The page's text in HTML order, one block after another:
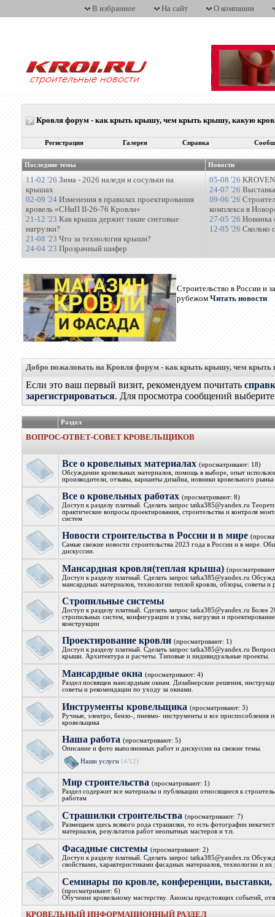
В избранное На сайт О компании
Кровля форум - как крыть крышу, чем крыть крышу, какую
Регистрация Галерея Справка
Последние темы Новости
11-02 '26 Зима - 2026 наледи и сосульки на
крышах
02-09 '24 Изменения в правилах проектирования
кровель «СНиП II-26-76 Кровли»
21-12 '23 Как крыша держит такие снеговые
нагрузки?
21-08 '23 Что за технология крыши?
24-04 '23 Прозрачный шифер
05-08 '26
24-07 '26
09-06 '26
комплекса в
27-05 '26 Новинка
12-05 '26 Сколько
Строительство в России и за
рубежомЧитать новости
Добро пожаловать на Кровля форум - как крыть крышу, чем
Если это ваш первый визит, рекомендуем почитать
зарегистрироваться. Для просмотра сообщений выберите
Раздел
ВОПРОС-ОТВЕТ-СОВЕТ КРОВЕЛЬЩИКОВ
Все о кровельных материалах (просматривают: 18)
Обсуждение кровельных материалов, помощь в выборе, опыт
производители, отзывы, варианты дизайна, новинки кровельного рынка
Все о кровельных работах (просматривают: 8)
Доступ к разделу платный. Сделать запрос tatka385@yandex.ru
практические вопросы проектирования, строительства и контроля
систем
Новости строительства в России и в мире
Самые свежие новости строительства 2023 года в России и в мире.
дискуссии.
Мансардная кровля(теплая крыша)
Доступ к разделу платный. Сделать запрос tatka385@yandex.ru
мансардных материалов, технологии теплой кровли, обзоры, советы и
Стропильные системы
Доступ к разделу платный. Сделать запрос tatka385@yandex.ru Более
стропильных систем, конфигурации и узлы, нагрузки и
конструкции
Проектирование кровли (просматривают: 1)
Доступ к разделу платный. Сделать запрос tatka385@yandex.ru
крыши. Архитектура и расчеты. Типовые и индивидуальные проекты.
Мансардные окна (просматривают: 4)
Раздел посвящен мансардным окнам. Дизайнерские решения,
советы и рекомендации по уходу за окнами.
Инструменты кровельщика (просматривают: 3)
Ручные, электро, бензо-, пневмо- инструменты и все приспособления
кровельщика
Наша работа (просматривают: 5)
Описание и фото выполненных работ и дискуссии на свежие темы.
Наши услуги(4/12)
Мир строительства (просматривают: 1)
Раздел содержит все материалы и публикации относящиеся к
работам
Страшилки строительства (просматривают: 7)
Размещаем здесь всякого рода страшилки, то есть фотографии
материалов, результатов работ неопытных мастеров и т.п.
Фасадные системы (просматривают: 2)
Доступ к разделу платный. Сделать запрос tatka385@yandex.ru
свойствами, характеристиками фасадных материалов, технологии и их
Семинары по кровле, конференции,
(просматривают: 6)
Обучение кровельному мастерству. Анонсы предстоящих событий,
КРОВЕЛЬНЫЙ ИНФОРМАЦИОННЫЙ РАЗДЕЛ